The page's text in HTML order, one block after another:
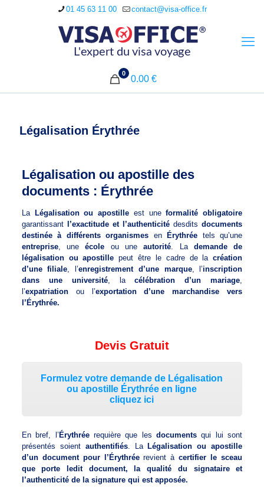
01 45 63 11 00 contact@visa-office.fr
0
0.00 €
Légalisation Érythrée
Légalisation ou apostille des
documents : Érythrée
La Légalisation ou apostille est uneformalité obligatoire
garantissant
l’exactitude et l’authenticité desditsdocuments
destinée à différents organismes en Érythrée tels qu’une
entreprise, uneécole ou uneautorité . La demande de
légalisation ou apostille peut être le cadre de lacréation
d’une filiale , l’enregistrement d’une marque, l’inscription
dans une université, lacélébration d’un mariage
l’expatriationou l’exportation d’une marchandise vers
l’Érythrée.
Devis Gratuit
Formulez votre demande de Légalisation
ou apostille Érythrée en ligne
cliquez ici
En bref, l’ Érythréerequière que lesdocumentsqui lui sont
présentés soient authentifiés. La Légalisation ou apostille
d’un document pour l’Érythréerevient àcertifier le sceau
que porte ledit document, la qualité du signataire et
l’authenticité de la signature qui est apposée.